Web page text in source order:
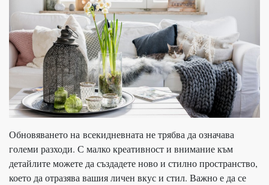
Обновяването на всекидневната не трябва да означава
големи разходи. С малко креативност и внимание към
детайлите можете да създадете ново и стилно пространство,
което да отразява вашия личен вкус и стил. Важно е да се